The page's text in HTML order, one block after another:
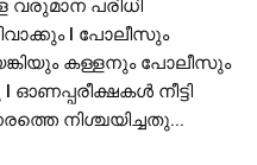
വരുമാന പരിധി
I പോലീസും
കള്ളനും പോലീസും
നീട്ടി
നിശ്ചയിച്ചതു...